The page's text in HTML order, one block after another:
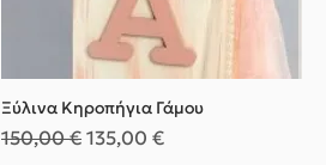
Ξύλινα Κηροπήγια Γάμου
Κανονική τιμή
150,00 € Τιμή Έκπτωσης
135,00 €